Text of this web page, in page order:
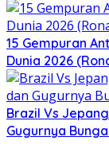
15 Gempuran
Dunia 2026
Brazil Vs
Gugurnya